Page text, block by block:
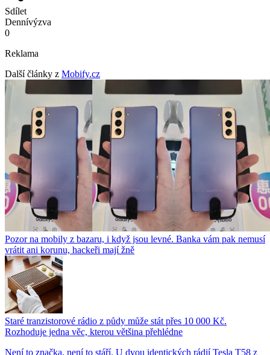
Sdílet
Dennívýzva
0
Reklama
Další články z Mobify.cz
Pozor na mobily z bazaru, i když jsou levné. Banka vám pak nemusí
vrátit ani korunu, hackeři mají žně
Staré tranzistorové rádio z půdy může stát přes 10 000 Kč.
Rozhoduje jedna věc, kterou většina přehlédne
Není to značka, není to stáří. U dvou identických rádií Tesla T58 z